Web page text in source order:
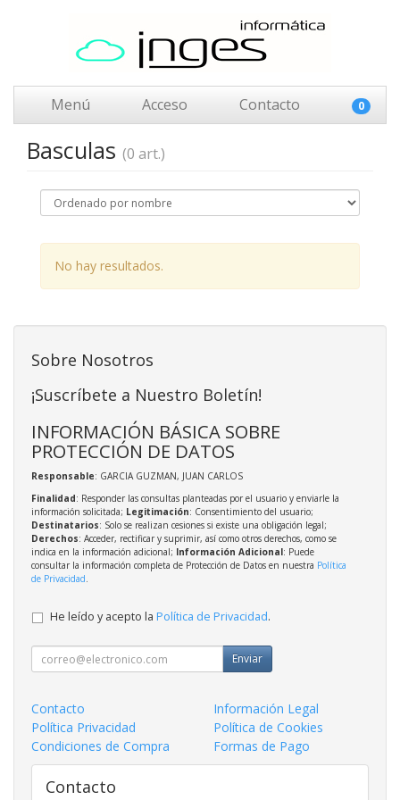
Menú Acceso Contacto 0
Basculas (0 art.)
No hay resultados.
Sobre Nosotros
¡Suscríbete a Nuestro Boletín!
INFORMACIÓN BÁSICA SOBRE
PROTECCIÓN DE DATOS
Responsable: GARCIA GUZMAN, JUAN CARLOS
Finalidad: Responder las consultas planteadas por el usuario y enviarle la
información solicitada; Legitimación: Consentimiento del usuario;
Destinatarios: Solo se realizan cesiones si existe una obligación legal;
Derechos: Acceder, rectificar y suprimir, así como otros derechos, como se
indica en la información adicional; Información Adicional: Puede
consultar la información completa de Protección de Datos en nuestra Política
de Privacidad.
He leído y acepto la Política de Privacidad.
Enviar
Contacto
Información Legal
Política Privacidad
Política de Cookies
Condiciones de Compra
Formas de Pago
Contacto